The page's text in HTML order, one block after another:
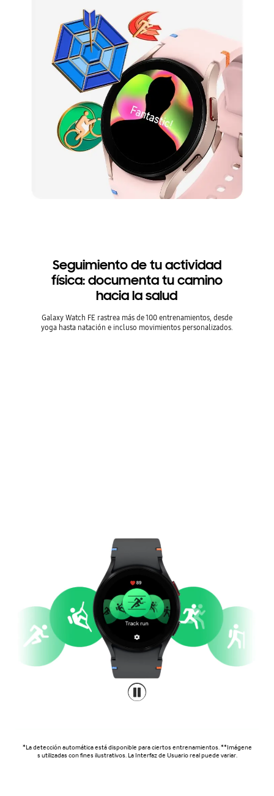
Seguimiento de tu actividad
física: documenta tu camino
hacia la salud
Galaxy Watch FE rastrea más de 100 entrenamientos, desde
yoga hasta natación e incluso movimientos personalizados.
*La detección automática está disponible para ciertos entrenamientos. **Imágene
s utilizadas con fines ilustrativos. La Interfaz de Usuario real puede variar.